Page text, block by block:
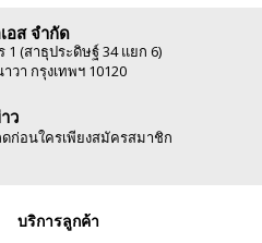
อส จำกัด
(สาธุประดิษฐ์ 34 แยก 6)
วา กรุงเทพฯ 10120
ว
ก่อนใครเพียงสมัครสมาชิก
บริการลูกค้า